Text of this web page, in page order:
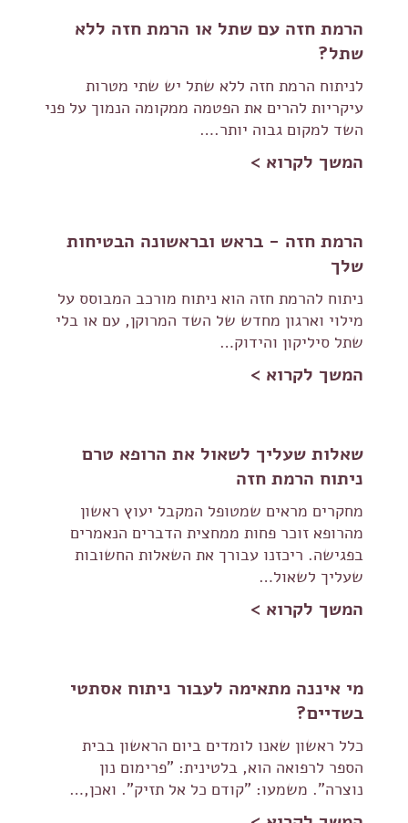
הרמת חזה עם שתל או הרמת חזה ללא
שתל?
לניתוח הרמת חזה ללא שתל יש שתי מטרות
עיקריות להרים את הפטמה ממקומה הנמוך על פני
השד למקום גבוה יותר.…
המשך לקרוא >
הרמת חזה - בראש ובראשונה הבטיחות
שלך
ניתוח להרמת חזה הוא ניתוח מורכב המבוסס על
מילוי וארגון מחדש של השד המרוקן, עם או בלי
שתל סיליקון והידוק…
המשך לקרוא >
שאלות שעליך לשאול את הרופא טרם
ניתוח הרמת חזה
מחקרים מראים שמטופל המקבל יעוץ ראשון
מהרופא זוכר פחות ממחצית הדברים הנאמרים
בפגישה. ריכזנו עבורך את השאלות החשובות
שעליך לשאול…
המשך לקרוא >
מי איננה מתאימה לעבור ניתוח אסתטי
בשדיים?
כלל ראשון שאנו לומדים ביום הראשון בבית
הספר לרפואה הוא, בלטינית: "פרימום נון
נוצרה". משמעו: "קודם כל אל תזיק". ואכן,…